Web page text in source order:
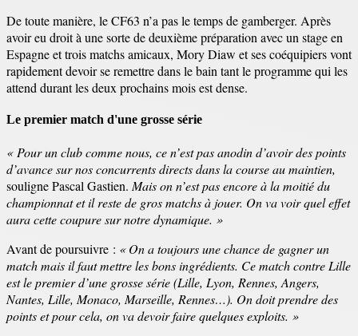
De toute manière, le CF63 n’a pas le temps de gamberger. Après
avoir eu droit à une sorte de deuxième préparation avec un stage en
Espagne et trois matchs amicaux, Mory Diaw et ses coéquipiers vont
rapidement devoir se remettre dans le bain tant le programme qui les
attend durant les deux prochains mois est dense.
Le premier match d'une grosse série
« Pour un club comme nous, ce n’est pas anodin d’avoir des points
d’avance sur nos concurrents directs dans la course au maintien,
souligne Pascal Gastien. Mais on n’est pas encore à la moitié du
championnat et il reste de gros matchs à jouer. On va voir quel effet
aura cette coupure sur notre dynamique. »
Avant de poursuivre : « On a toujours une chance de gagner un
match mais il faut mettre les bons ingrédients. Ce match contre Lille
est le premier d’une grosse série (Lille, Lyon, Rennes, Angers,
Nantes, Lille, Monaco, Marseille, Rennes…). On doit prendre des
points et pour cela, on va devoir faire quelques exploits. »